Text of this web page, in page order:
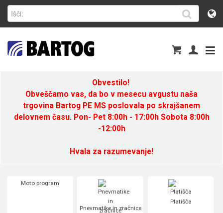
Obvestilo!
Obveščamo vas, da bo v mesecu avgustu naša
trgovina Bartog PE MS poslovala po skrajšanem
delovnem času. Pon- Pet 8:00h - 17:00h Sobota 8:00h
-12:00h
Hvala za razumevanje!
Moto program
Pnevmatike in zračnice
Platišča